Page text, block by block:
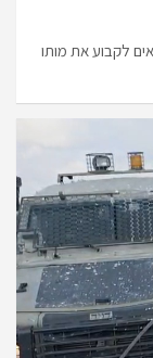
לקבוע את מותו